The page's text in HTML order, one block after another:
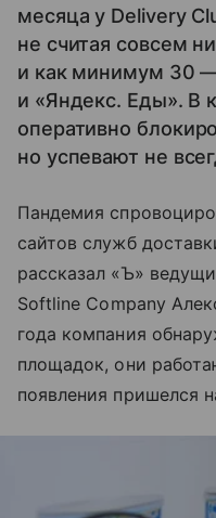
месяца у Delivery
не считая совсем
и как минимум 30
и «Яндекс. Еды». В
оперативно
но успевают не
Пандемия
сайтов служб
рассказал «Ъ»
Softline Company
года компания
площадок, они
появления пришелся